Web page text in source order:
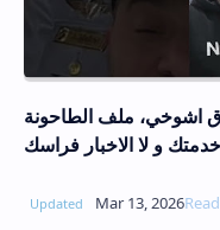
اشوخي، ملف الطاحونة
و لا الاخبار فراسك